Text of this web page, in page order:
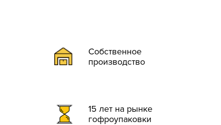
Собственное
производство
15 лет на рынке
гофроупаковки